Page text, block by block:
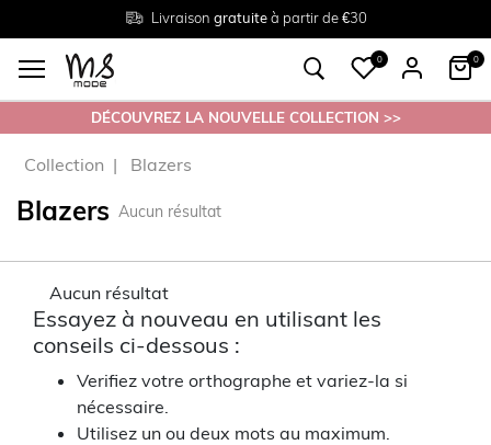
Livraison gratuiteà partir de €30
Tailles du38 au 54
Retourgratuit en magasin
0 0
DÉCOUVREZ LA NOUVELLE COLLECTION >>
Collection Blazers
Blazers Aucun résultat
Aucun résultat
Essayez à nouveau en utilisant les
conseils ci-dessous :
Verifiez votre orthographe et variez-la si
nécessaire.
Utilisez un ou deux mots au maximum.